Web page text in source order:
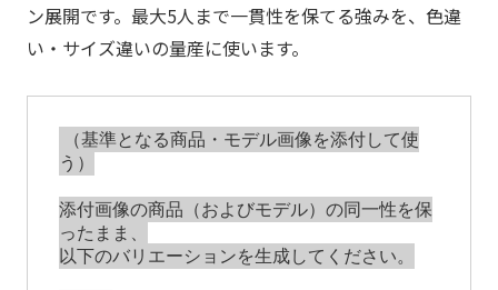
ン展開です。最大5人まで一貫性を保てる強みを、色違
い・サイズ違いの量産に使います。
（基準となる商品・モデル画像を添付して使
う）
添付画像の商品（およびモデル）の同一性を保
ったまま、
以下のバリエーションを生成してください。